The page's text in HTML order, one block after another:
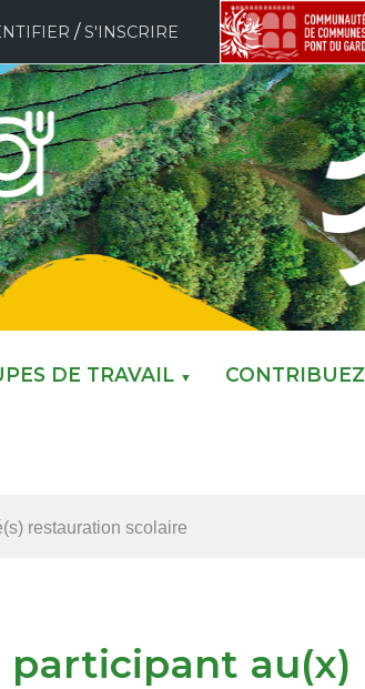
/S'INSCRIRE
DE TRAVAIL ▼ CONTRIBUEZ
restauration scolaire
au(x)